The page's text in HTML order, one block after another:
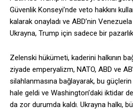
Güvenlik Konseyi’nde veto hakkını
kalarak onayladı ve ABD’nin Venezuela
Ukrayna, Trump için sadece bir
Zelenski hükümeti, kaderini halkının
ziyade emperyalizm, NATO, ABD ve
silahlanmasına bağlayarak, bu güçlerin
hale geldi ve Washington’daki iktidar
da zor durumda kaldı. Ukrayna halkı,